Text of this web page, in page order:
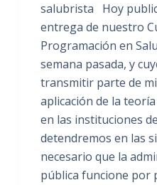
salubrista Hoy
entrega de nuestro
Programación en
semana pasada, y
transmitir parte de
aplicación de la
en las instituciones
detendremos en las
necesario que la
pública funcione por